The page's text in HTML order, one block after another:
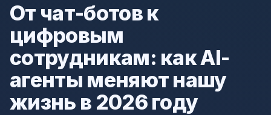
От чат-ботов к
цифровым
сотрудникам: как AI-
агенты меняют нашу
жизнь в 2026 году